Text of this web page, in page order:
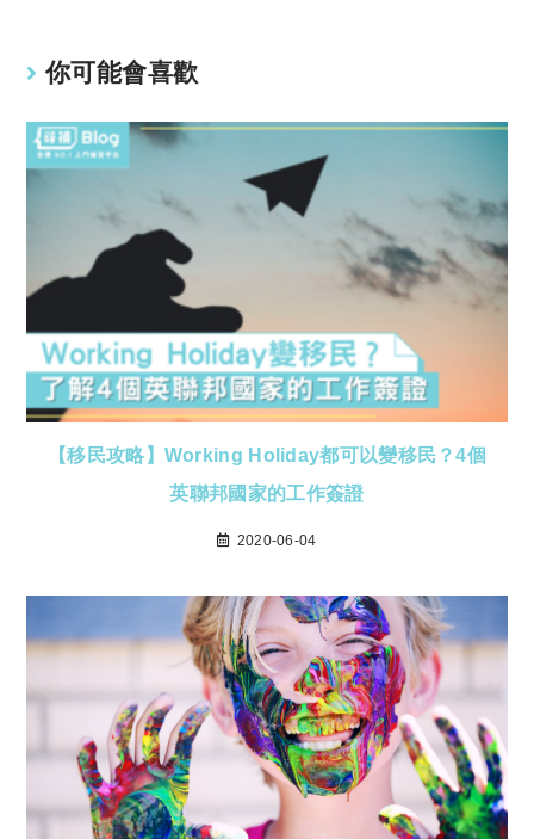
你可能會喜歡
【移民攻略】Working Holiday都可以變移民？4個
英聯邦國家的工作簽證
2020-06-04